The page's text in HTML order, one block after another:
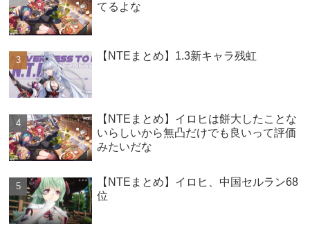
てるよな
【NTEまとめ】1.3新キャラ残虹
【NTEまとめ】イロヒは餅大したことな
いらしいから無凸だけでも良いって評価
みたいだな
【NTEまとめ】イロヒ、中国セルラン68
位